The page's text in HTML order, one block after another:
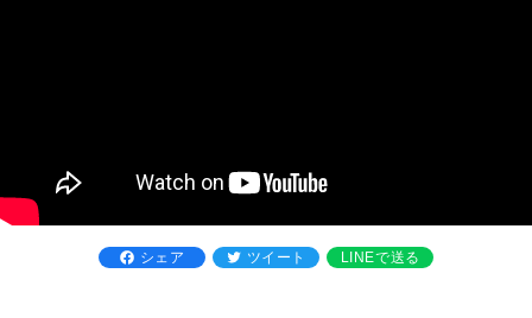
シェア ツイート LINEで送る